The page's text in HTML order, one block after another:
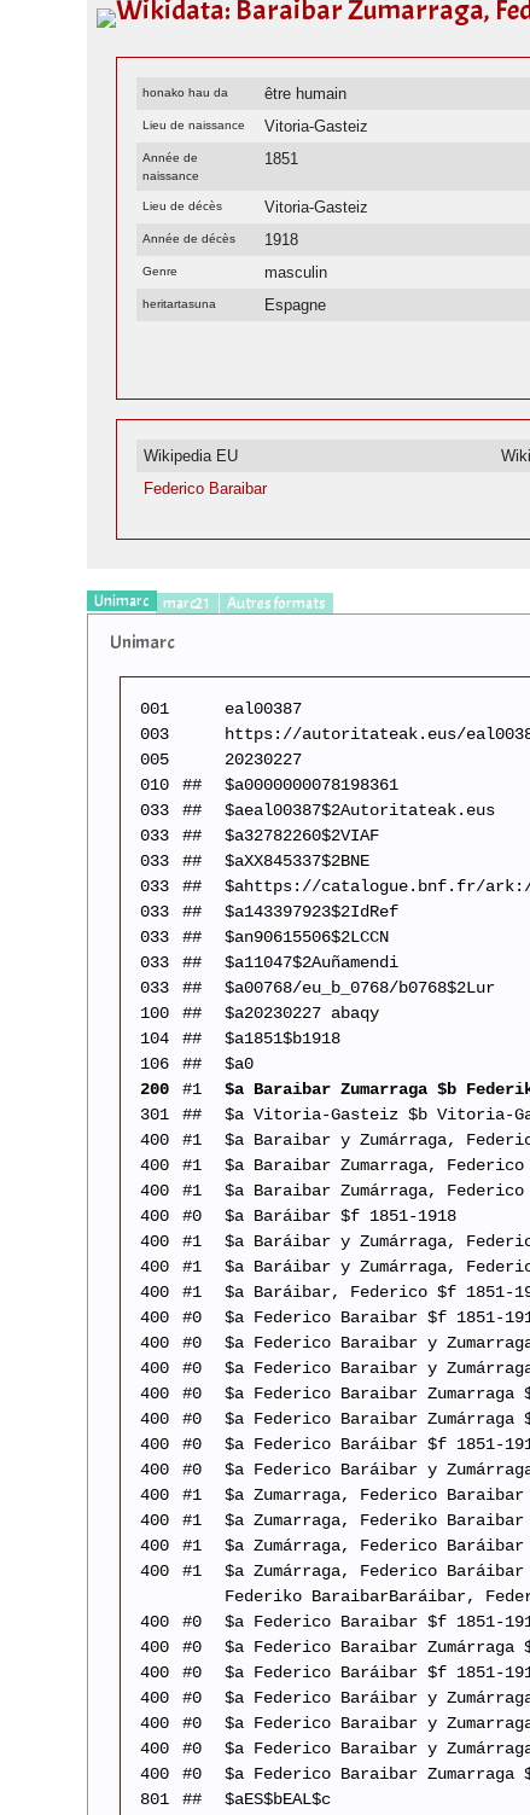
Wikidata: Baraibar Zumarraga,
honako hau da être humain
Lieu de naissance Vitoria-Gasteiz
Année de
naissance
1851
Lieu de décès Vitoria-Gasteiz
Année de décès 1918
Genre masculin
heritartasuna Espagne
Wikipedia EU
Federico Baraibar
Unimarc marc21 Autres formats
Unimarc
001
eal00387
003
https://autoritateak.eus/
005
20230227
010
##
$a0000000078198361
033
##
$aeal00387$2Autoritateak.eus
033
##
$a32782260$2VIAF
033
##
$aXX845337$2BNE
033
##
$ahttps://catalogue.bnf.fr/ark:/
033
##
$a143397923$2IdRef
033
##
$an90615506$2LCCN
033
##
$a11047$2Auñamendi
033
##
$a00768/eu_b_0768/b0768$2Lur
100
##
$a20230227 abaqy
104
##
$a1851$b1918
106
##
$a0
200
#1
$a Baraibar Zumarraga $b
301
##
$a Vitoria-Gasteiz $b Vitoria-
400
#1
$a Baraibar y Zumárraga,
400
#1
$a Baraibar Zumarraga,
400
#1
$a Baraibar Zumárraga,
400
#0
$a Baráibar $f 1851-1918
400
#1
$a Baráibar y Zumárraga,
400
#1
$a Baráibar y Zumárraga,
400
#1
$a Baráibar, Federico $f 1851-
400
#0
$a Federico Baraibar $f 1851-
400
#0
$a Federico Baraibar y
400
#0
$a Federico Baraibar y
400
#0
$a Federico Baraibar Zumarraga
400
#0
$a Federico Baraibar Zumárraga
400
#0
$a Federico Baráibar $f 1851-
400
#0
$a Federico Baráibar y
400
#1
$a Zumarraga, Federico
400
#1
$a Zumarraga, Federiko
400
#1
$a Zumárraga, Federico
400
#1
$a Zumárraga, Federico
Federiko BaraibarBaráibar,
400
#0
$a Federico Baraibar $f 1851-
400
#0
$a Federico Baraibar Zumárraga
400
#0
$a Federico Baráibar $f 1851-
400
#0
$a Federico Baráibar y
400
#0
$a Federico Baraibar y
400
#0
$a Federico Baraibar y
400
#0
$a Federico Baraibar Zumarraga
801
## $aES$bEAL$c